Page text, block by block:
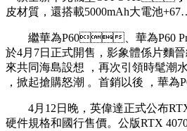
皮材質 ，還搭載5000mAh大電池
繼華為P60、華為P60 Pro開
於4月7日正式開售 ，影象體係片麵
來共同海島設想 ，再次引領時髦
，掀起搶購怒潮 。首銷以後 ，
4月12日晚，英偉達正式公布RTX
硬件規格和國行售價。公版RTX 4070